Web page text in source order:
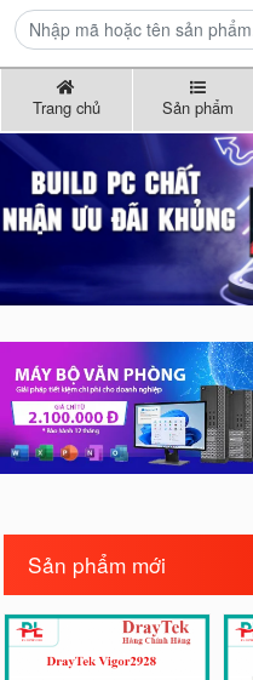
Trang chủ Sản phẩm
Sản phẩm mới